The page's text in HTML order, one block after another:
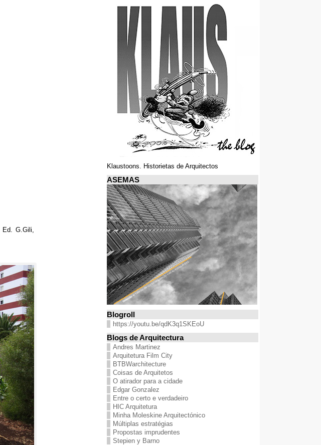
Ed .G.Gili
Klaustoons. Historietas de Arquitectos
ASEMAS
Blogroll
https://youtu.be/qdK3q1SKEoU
Blogs de Arquitectura
Andres Martinez
Arquitetura Film City
BTBWarchitecture
Coisas de Arquitetos
O atirador para a cidade
Edgar Gonzalez
Entre o certo e verdadeiro
HIC Arquitetura
Minha Moleskine Arquitectónico
Múltiplas estratégias
Propostas imprudentes
Stepien y Barno